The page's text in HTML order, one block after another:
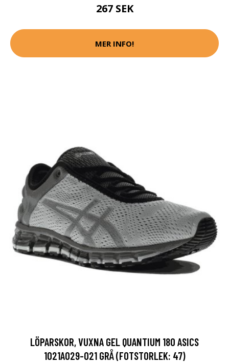
267 SEK
MER INFO!
LÖPARSKOR, VUXNA GEL QUANTIUM 180 ASICS
1021A029-021 GRÅ (FOTSTORLEK: 47)